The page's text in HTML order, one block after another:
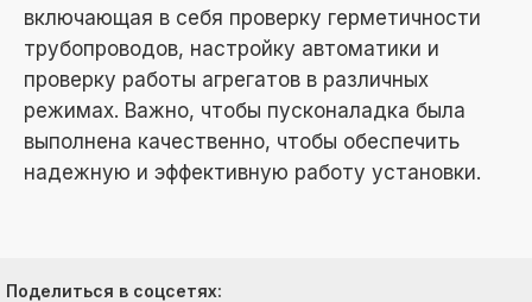
включающая в себя проверку герметичности
трубопроводов, настройку автоматики и
проверку работы агрегатов в различных
режимах. Важно, чтобы пусконаладка была
выполнена качественно, чтобы обеспечить
надежную и эффективную работу установки.
Поделиться в соцсетях: